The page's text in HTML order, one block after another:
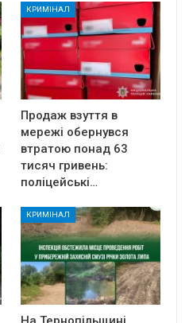
КРИМІНАЛ
Продаж взуття в
мережі обернувся
втратою понад 63
тисяч гривень:
поліцейські…
КРИМІНАЛ